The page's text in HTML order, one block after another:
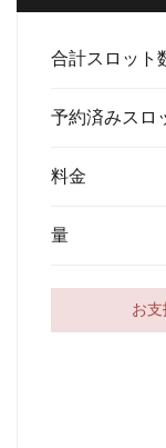
合計スロット
予約済みスロ
料金
量
お